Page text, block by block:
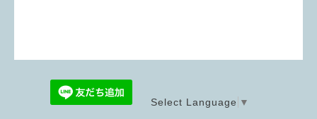
Select Language ▼